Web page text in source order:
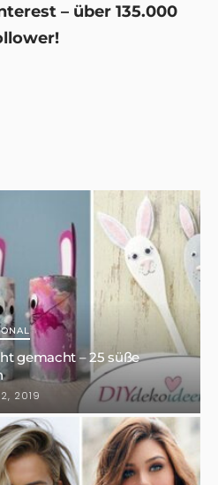
– über 135.000
gemacht – 25 süße
2019